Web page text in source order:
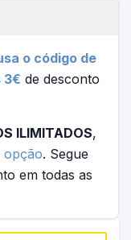
o código de
3€ de desconto
ILIMITADOS,
opção. Segue
em todas as